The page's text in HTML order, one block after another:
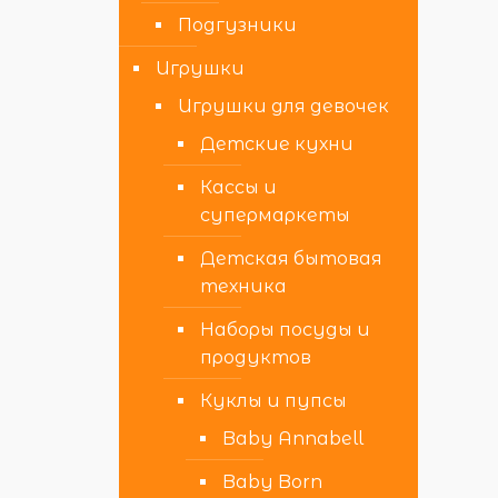
Подгузники
Игрушки
Игрушки для девочек
Детские кухни
Кассы и
супермаркеты
Детская бытовая
техника
Наборы посуды и
продуктов
Куклы и пупсы
Baby Annabell
Baby Born